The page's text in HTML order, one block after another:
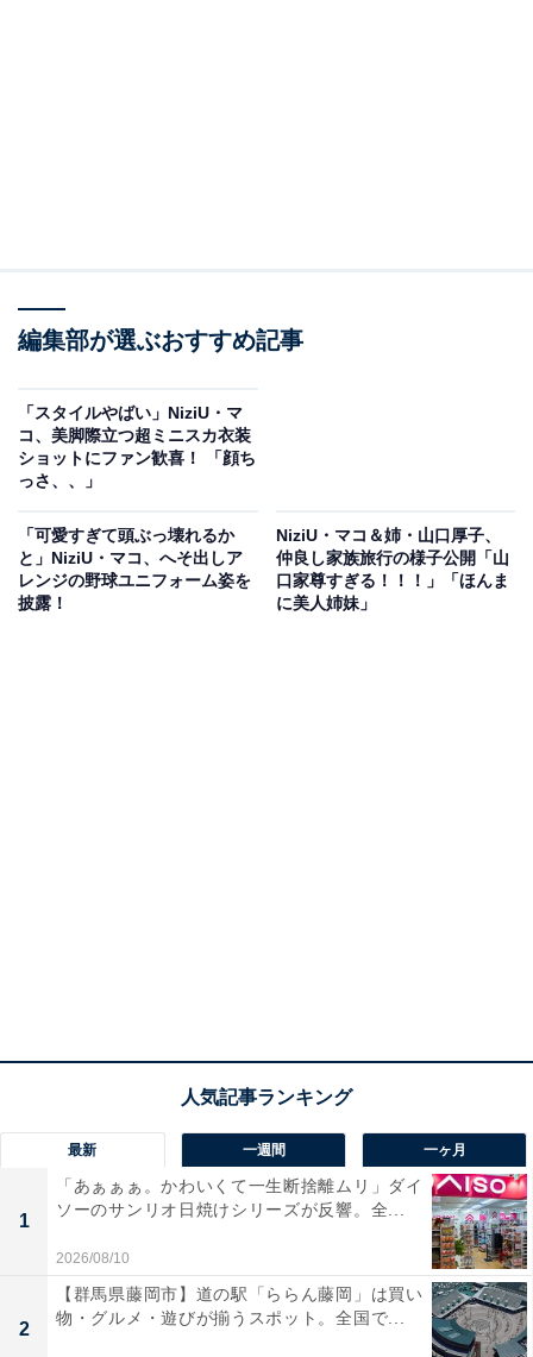
編集部が選ぶおすすめ記事
「スタイルやばい」NiziU・マ
コ、美脚際立つ超ミニスカ衣装
ショットにファン歓喜！ 「顔ち
っさ、、」
「可愛すぎて頭ぶっ壊れるか
と」NiziU・マコ、へそ出しア
レンジの野球ユニフォーム姿を
披露！
NiziU・マコ＆姉・山口厚子、
仲良し家族旅行の様子公開「山
口家尊すぎる！！！」「ほんま
に美人姉妹」
最新 一週間 一ヶ月
1
「あぁぁぁ。かわいくて一生断捨離ムリ」ダイ
ソーのサンリオ日焼けシリーズが反響。全...
2026/08/10
2
【群馬県藤岡市】道の駅「ららん藤岡」は買い
物・グルメ・遊びが揃うスポット。全国で...